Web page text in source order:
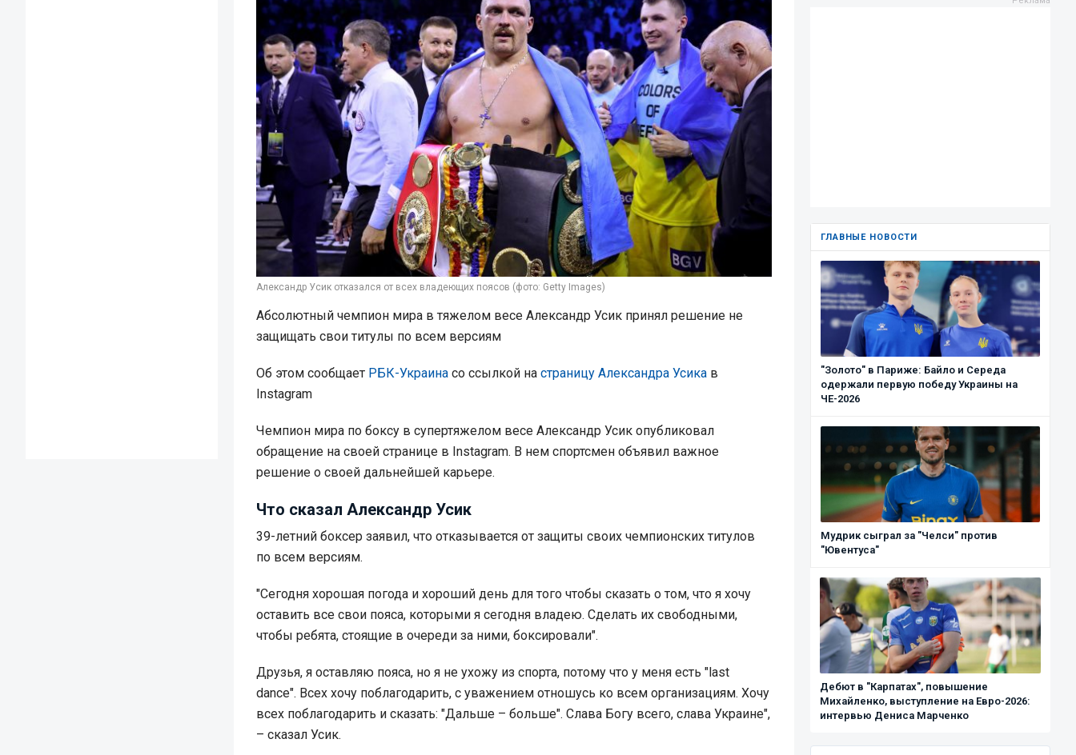
Александр Усик отказался от всех владеющих поясов (фото: Getty Images)
Абсолютный чемпион мира в тяжелом весе Александр Усик принял решение не
защищать свои титулы по всем версиям
Об этом сообщает РБК-Украина со ссылкой на страницу Александра Усика в
Instagram
Чемпион мира по боксу в супертяжелом весе Александр Усик опубликовал
обращение на своей странице в Instagram. В нем спортсмен объявил важное
решение о своей дальнейшей карьере.
Что сказал Александр Усик
39-летний боксер заявил, что отказывается от защиты своих чемпионских титулов
по всем версиям.
"Сегодня хорошая погода и хороший день для того чтобы сказать о том, что я хочу
оставить все свои пояса, которыми я сегодня владею. Сделать их свободными,
чтобы ребята, стоящие в очереди за ними, боксировали".
Друзья, я оставляю пояса, но я не ухожу из спорта, потому что у меня есть "last
dance". Всех хочу поблагодарить, с уважением отношусь ко всем организациям. Хочу
всех поблагодарить и сказать: "Дальше – больше". Слава Богу всего, слава Украине",
– сказал Усик.
ГЛАВНЫЕ НОВОСТИ
"Золото" в Париже: Байло и Середа
одержали первую победу Украины на
ЧЕ-2026
Мудрик сыграл за "Челси" против
"Ювентуса"
Дебют в "Карпатах", повышение
Михайленко, выступление на Евро-2026:
интервью Дениса Марченко